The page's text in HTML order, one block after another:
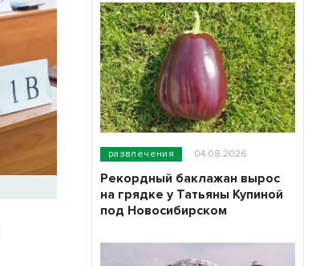
развлечения 04.08.2026
Рекордный баклажан вырос
на грядке у Татьяны Купиной
под Новосибирском